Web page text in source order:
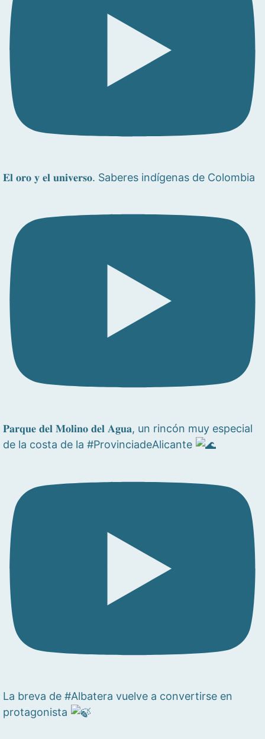
𝐄𝐥 𝐨𝐫𝐨 𝐲 𝐞𝐥 𝐮𝐧𝐢𝐯𝐞𝐫𝐬𝐨. Saberes indígenas de Colombia
𝐏𝐚𝐫𝐪𝐮𝐞 𝐝𝐞𝐥 𝐌𝐨𝐥𝐢𝐧𝐨 𝐝𝐞𝐥 𝐀𝐠𝐮𝐚, un rincón muy especial
de la costa de la #ProvinciadeAlicante
La breva de #Albatera vuelve a convertirse en
protagonista